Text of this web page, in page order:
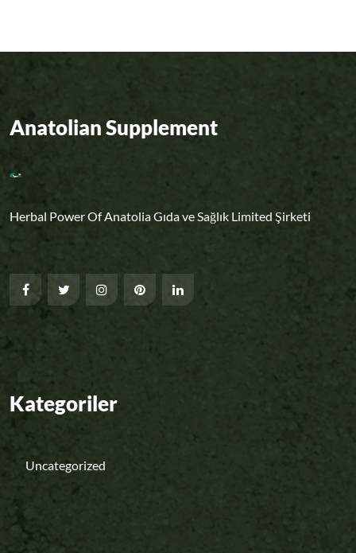
Anatolian Supplement
Herbal Power Of Anatolia Gıda ve Sağlık Limited Şirketi
Kategoriler
Uncategorized